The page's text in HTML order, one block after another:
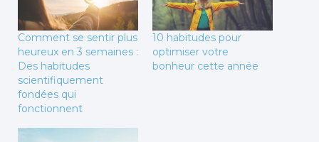
Comment se sentir plus
heureux en 3 semaines :
Des habitudes
scientifiquement
fondées qui
fonctionnent
10 habitudes pour
optimiser votre
bonheur cette année